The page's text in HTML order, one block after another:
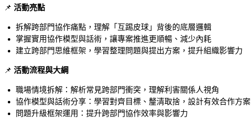
📌 活動亮點
拆解跨部門協作痛點，理解「互踢皮球」背後的底層邏輯
掌握實用協作模型與話術，讓專案推進更順暢、減少內耗
建立跨部門思維框架，學習整理問題與提出方案，提升組織影響力
📌 活動流程與大綱
職場情境拆解：解析常見跨部門衝突，理解利害關係人視角
協作模型與話術分享：學習對齊目標、釐清取捨，設計有效合作方案
問題升級框架運用：提升跨部門協作效率與影響力